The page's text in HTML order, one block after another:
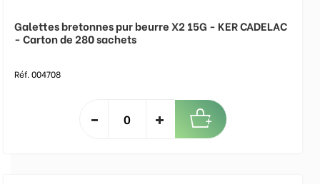
Galettes bretonnes pur beurre X2 15G - KER CADELAC
- Carton de 280 sachets
Réf. 004708